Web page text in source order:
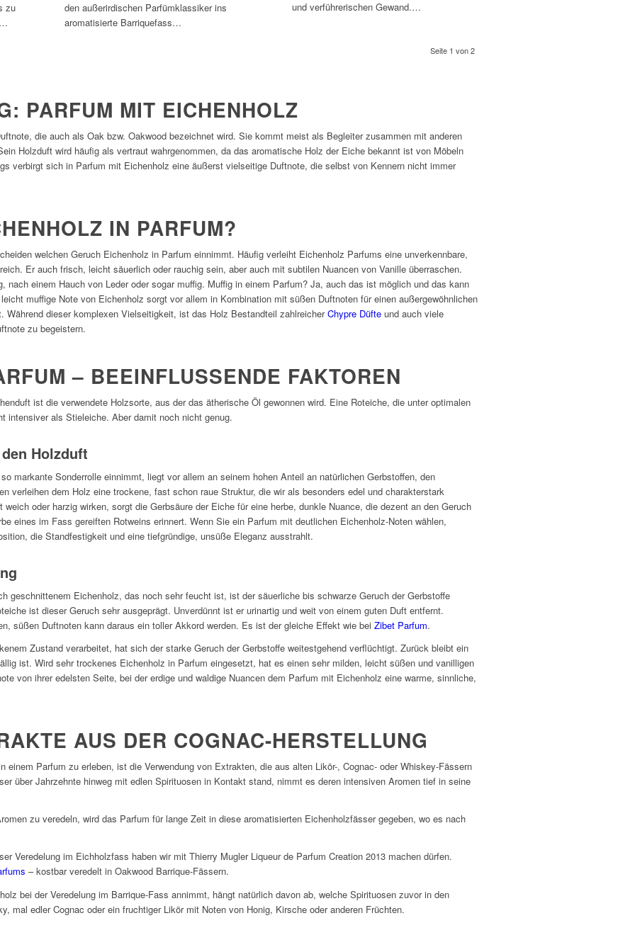
zu
den außerirdischen Parfümklassiker ins
aromatisierte Barriquefass…
und verführerischen Gewand.…
Seite 1 von 2
PARFUM MIT EICHENHOLZ
die auch als Oak bzw. Oakwood bezeichnet wird. Sie kommt meist als Begleiter zusammen mit anderen
Holzduft wird häufig als vertraut wahrgenommen, da das aromatische Holz der Eiche bekannt ist von Möbeln
verbirgt sich in Parfum mit Eichenholz eine äußerst vielseitige Duftnote, die selbst von Kennern nicht immer
IN PARFUM?
welchen Geruch Eichenholz in Parfum einnimmt. Häufig verleiht Eichenholz Parfums eine unverkennbare,
Er auch frisch, leicht säuerlich oder rauchig sein, aber auch mit subtilen Nuancen von Vanille überraschen.
nach einem Hauch von Leder oder sogar muffig. Muffig in einem Parfum? Ja, auch das ist möglich und das kann
muffige Note von Eichenholz sorgt vor allem in Kombination mit süßen Duftnoten für einen außergewöhnlichen
Während dieser komplexen Vielseitigkeit, ist das Holz Bestandteil zahlreicherChypre Düfte und auch viele
zu begeistern.
– BEEINFLUSSENDE FAKTOREN
ist die verwendete Holzsorte, aus der das ätherische Öl gewonnen wird. Eine Roteiche, die unter optimalen
intensiver als Stieleiche. Aber damit noch nicht genug.
Holzduft
markante Sonderrolle einnimmt, liegt vor allem an seinem hohen Anteil an natürlichen Gerbstoffen, den
verleihen dem Holz eine trockene, fast schon raue Struktur, die wir als besonders edel und charakterstark
weich oder harzig wirken, sorgt die Gerbsäure der Eiche für eine herbe, dunkle Nuance, die dezent an den Geruch
eines im Fass gereiften Rotweins erinnert. Wenn Sie ein Parfum mit deutlichen Eichenholz-Noten wählen,
die Standfestigkeit und eine tiefgründige, unsüße Eleganz ausstrahlt.
geschnittenem Eichenholz, das noch sehr feucht ist, ist der säuerliche bis schwarze Geruch der Gerbstoffe
ist dieser Geruch sehr ausgeprägt. Unverdünnt ist er urinartig und weit von einem guten Duft entfernt.
süßen Duftnoten kann daraus ein toller Akkord werden. Es ist der gleiche Effekt wie bei Zibet Parfum.
Zustand verarbeitet, hat sich der starke Geruch der Gerbstoffe weitestgehend verflüchtigt. Zurück bleibt ein
ist. Wird sehr trockenes Eichenholz in Parfum eingesetzt, hat es einen sehr milden, leicht süßen und vanilligen
von ihrer edelsten Seite, bei der erdige und waldige Nuancen dem Parfum mit Eichenholz eine warme, sinnliche,
AUS DER COGNAC-HERSTELLUNG
einem Parfum zu erleben, ist die Verwendung von Extrakten, die aus alten Likör-, Cognac- oder Whiskey-Fässern
über Jahrzehnte hinweg mit edlen Spirituosen in Kontakt stand, nimmt es deren intensiven Aromen tief in seine
zu veredeln, wird das Parfum für lange Zeit in diese aromatisierten Eichenholzfässer gegeben, wo es nach
Veredelung im Eichholzfass haben wir mit Thierry Mugler Liqueur de Parfum Creation 2013 machen dürfen.
– kostbar veredelt in Oakwood Barrique-Fässern.
bei der Veredelung im Barrique-Fass annimmt, hängt natürlich davon ab, welche Spirituosen zuvor in den
mal edler Cognac oder ein fruchtiger Likör mit Noten von Honig, Kirsche oder anderen Früchten.